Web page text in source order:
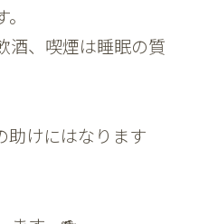
酒、喫煙は睡眠の質
助けにはなります